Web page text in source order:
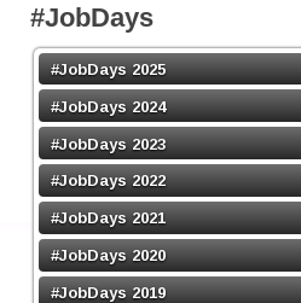
#JobDays
#JobDays 2025
#JobDays 2024
#JobDays 2023
#JobDays 2022
#JobDays 2021
#JobDays 2020
#JobDays 2019